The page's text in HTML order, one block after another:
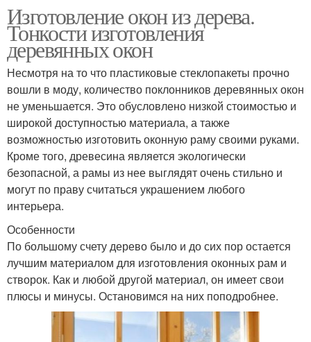
Изготовление окон из дерева.
Тонкости изготовления
деревянных окон
Несмотря на то что пластиковые стеклопакеты прочно
вошли в моду, количество поклонников деревянных окон
не уменьшается. Это обусловлено низкой стоимостью и
широкой доступностью материала, а также
возможностью изготовить оконную раму своими руками.
Кроме того, древесина является экологически
безопасной, а рамы из нее выглядят очень стильно и
могут по праву считаться украшением любого
интерьера.
Особенности
По большому счету дерево было и до сих пор остается
лучшим материалом для изготовления оконных рам и
створок. Как и любой другой материал, он имеет свои
плюсы и минусы. Остановимся на них поподробнее.